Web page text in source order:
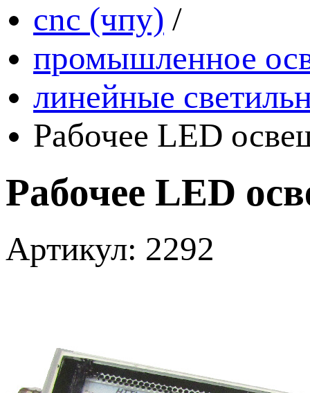
cnc (чпу) /
промышленное
линейные
Рабочее LED
Рабочее LED
Артикул: 2292